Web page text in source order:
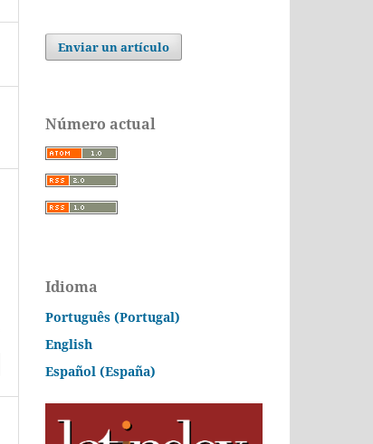
Enviar un artículo
Número actual
Idioma
Português (Portugal)
English
Español (España)